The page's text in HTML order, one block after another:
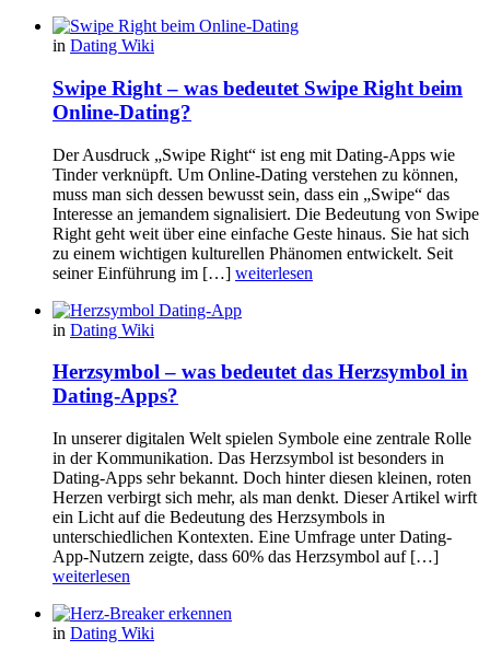
in Dating Wiki
Swipe Right – was bedeutet Swipe Right beim
Online-Dating?
Der Ausdruck „Swipe Right“ ist eng mit Dating-Apps wie
Tinder verknüpft. Um Online-Dating verstehen zu können,
muss man sich dessen bewusst sein, dass ein „Swipe“ das
Interesse an jemandem signalisiert. Die Bedeutung von Swipe
Right geht weit über eine einfache Geste hinaus. Sie hat sich
zu einem wichtigen kulturellen Phänomen entwickelt. Seit
seiner Einführung im […] weiterlesen
in Dating Wiki
Herzsymbol – was bedeutet das Herzsymbol in
Dating-Apps?
In unserer digitalen Welt spielen Symbole eine zentrale Rolle
in der Kommunikation. Das Herzsymbol ist besonders in
Dating-Apps sehr bekannt. Doch hinter diesen kleinen, roten
Herzen verbirgt sich mehr, als man denkt. Dieser Artikel wirft
ein Licht auf die Bedeutung des Herzsymbols in
unterschiedlichen Kontexten. Eine Umfrage unter Dating-
App-Nutzern zeigte, dass 60% das Herzsymbol auf […]
weiterlesen
in Dating Wiki